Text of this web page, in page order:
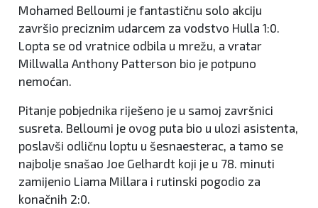
Mohamed Belloumi je fantastičnu solo akciju
završio preciznim udarcem za vodstvo Hulla 1:0.
Lopta se od vratnice odbila u mrežu, a vratar
Millwalla Anthony Patterson bio je potpuno
nemoćan.
Pitanje pobjednika riješeno je u samoj završnici
susreta. Belloumi je ovog puta bio u ulozi asistenta,
poslavši odličnu loptu u šesnaesterac, a tamo se
najbolje snašao Joe Gelhardt koji je u 78. minuti
zamijenio Liama Millara i rutinski pogodio za
konačnih 2:0.